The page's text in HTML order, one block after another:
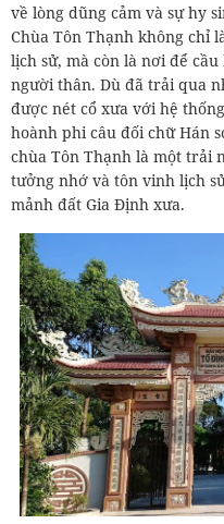
về lòng dũng cảm và sự hy
Chùa Tôn Thạnh không chỉ
lịch sử, mà còn là nơi để
người thân. Dù đã trải qua
được nét cổ xưa với hệ
hoành phi câu đối chữ Hán
chùa Tôn Thạnh là một trải
tưởng nhớ và tôn vinh lịch
mảnh đất Gia Định xưa.